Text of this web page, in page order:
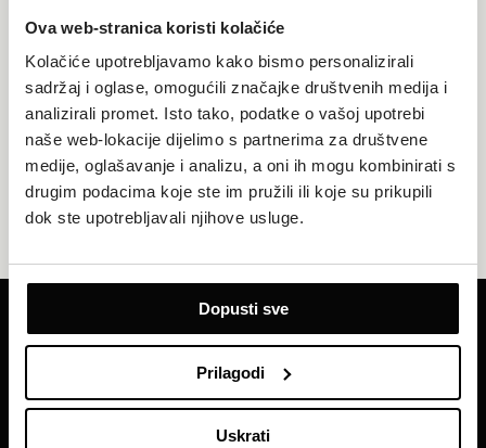
Ova web-stranica koristi kolačiće
Kolačiće upotrebljavamo kako bismo personalizirali
sadržaj i oglase, omogućili značajke društvenih medija i
analizirali promet. Isto tako, podatke o vašoj upotrebi
naše web-lokacije dijelimo s partnerima za društvene
medije, oglašavanje i analizu, a oni ih mogu kombinirati s
drugim podacima koje ste im pružili ili koje su prikupili
dok ste upotrebljavali njihove usluge.
Dopusti sve
Prilagodi
Uskrati
Primajte naše najnovije ponude i vijesti